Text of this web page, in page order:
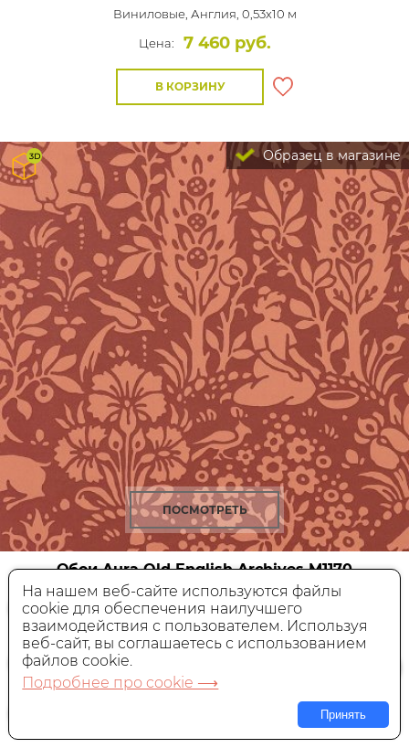
Виниловые, Англия, 0,53x10 м
Цена:
7 460 руб.
В КОРЗИНУ
Образец в магазине
ПОСМОТРЕТЬ
Обои Aura Old English ArchivesM1170
Бумажные,Англия, 0,53x10 м
Цена:
4 190 руб.
В КОРЗИНУ
На нашем веб-сайте используются файлы
cookie для обеспечения наилучшего
взаимодействия с пользователем. Используя
веб-сайт, вы соглашаетесь с использованием
файлов cookie.
Подробнее про cookie ⟶
Принять